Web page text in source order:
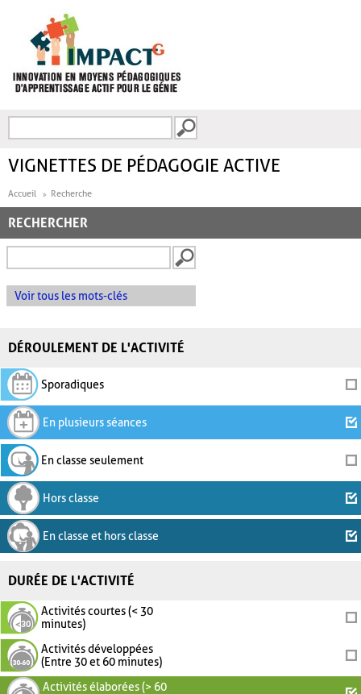
FORMULAIRE DE
VIGNETTES DE PÉDAGOGIE ACTIVE
Accueil Recherche
RECHERCHER
Voir tous les mots-clés
DÉROULEMENT DE L'ACTIVITÉ
Sporadiques
En plusieurs séances
En classe seulement
Hors classe
En classe et hors classe
DURÉE DE L'ACTIVITÉ
Activités courtes (< 30
minutes)
Activités développées
(Entre 30 et 60 minutes)
Activités élaborées (> 60